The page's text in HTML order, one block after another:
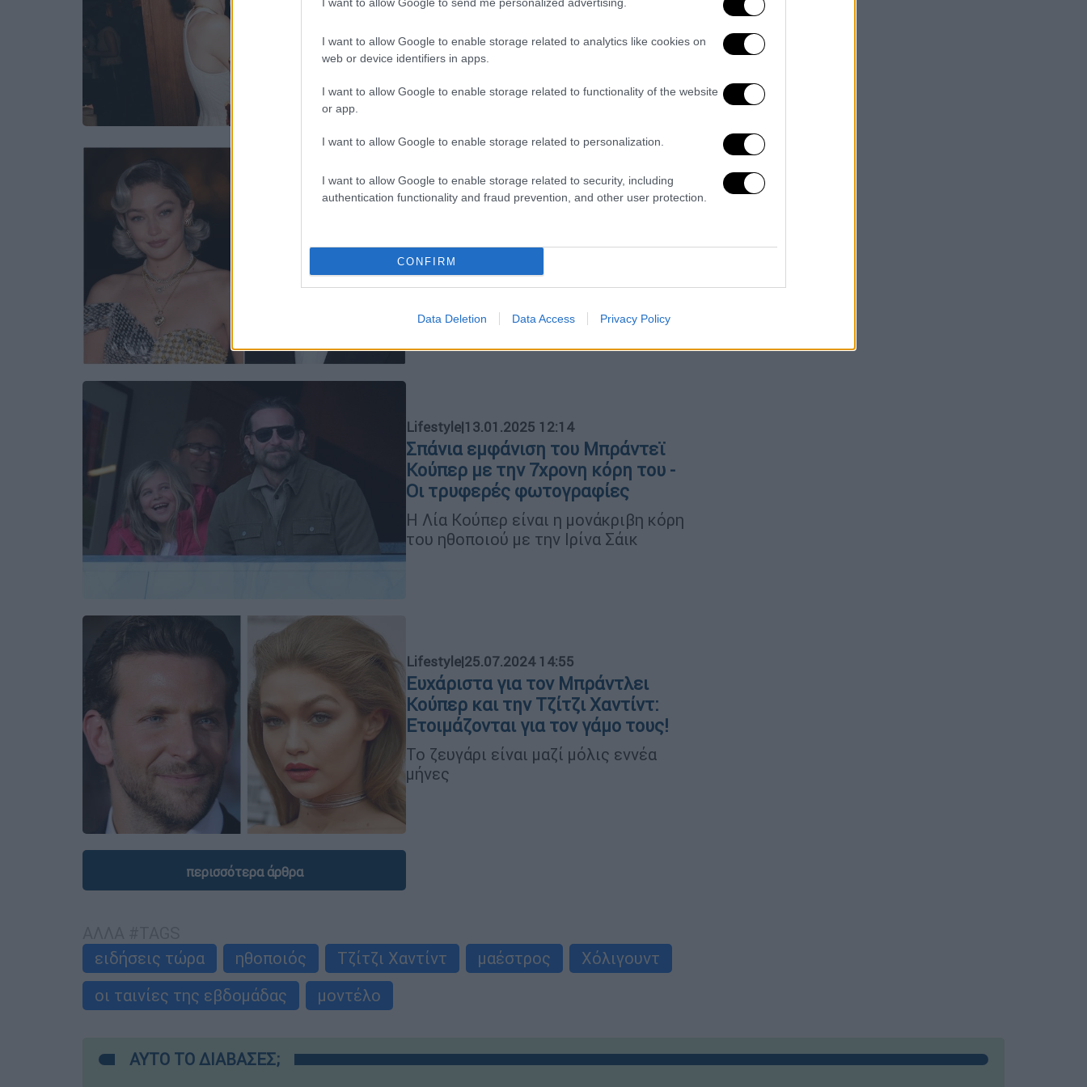
I want to allow Google to enable storage related to analytics like cookies on
web or device identifiers in apps.
I want to allow Google to enable storage related to functionality of the website
or app.
I want to allow Google to enable storage related to personalization.
I want to allow Google to enable storage related to security, including
authentication functionality and fraud prevention, and other user protection.
CONFIRM
Data Deletion Data Access Privacy Policy
30ά της γενέθλια, δημοσίευσε για
πρώτη φορά κοινή φωτογραφία με
τον χολιγουντιανό σταρ, αφήνοντας
Lifestyle|12.03.2025 16:29
Tζίτζι Χαντίντ για Μπράντλεϊ
τόσα πολλά, ενθάρρυνση και
πίστη»
εδώ και περίπου ένα χρόνο σχέση
Lifestyle|13.01.2025 12:14
Σπάνια εμφάνιση του Μπράντεϊ
Κούπερ με την 7χρονη κόρη του -
Οι τρυφερές φωτογραφίες
Η Λία Κούπερ είναι η μονάκριβη κόρη
του ηθοποιού με την Ιρίνα Σάικ
Lifestyle|25.07.2024 14:55
Ευχάριστα για τον Μπράντλει
Κούπερ και την Τζίτζι Χαντίντ:
Ετοιμάζονται για τον γάμο τους!
Το ζευγάρι είναι μαζί μόλις εννέα
μήνες
περισσότερα άρθρα
ειδήσεις τώρα
ηθοποιός Τζίτζι Χαντίντ μαέστρος
Χόλιγουντ
οι ταινίες της εβδομάδας
μοντέλο
ΑΥΤΟ ΤΟ ΔΙΑΒΑΣΕΣ;